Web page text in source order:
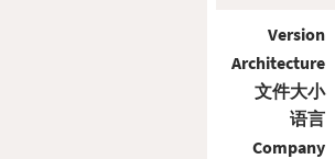
Version
Architecture
文件大小
语言
Company